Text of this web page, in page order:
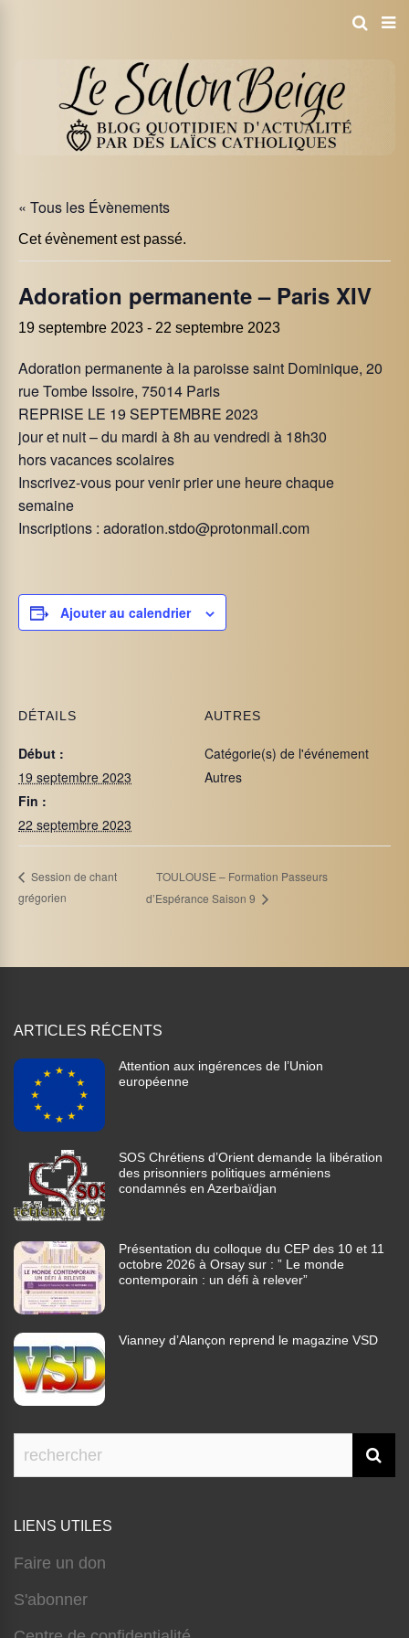
« Tous les Évènements
Cet évènement est passé.
Adoration permanente – Paris XIV
19 septembre 2023 - 22 septembre 2023
Adoration permanente à la paroisse saint Dominique, 20
rue Tombe Issoire, 75014 Paris
REPRISE LE 19 SEPTEMBRE 2023
jour et nuit – du mardi à 8h au vendredi à 18h30
hors vacances scolaires
Inscrivez-vous pour venir prier une heure chaque
semaine
Inscriptions : adoration.stdo@protonmail.com
Ajouter au calendrier
DÉTAILS
Début :
19 septembre 2023
Fin :
22 septembre 2023
AUTRES
Catégorie(s) de l'événement
Autres
Session de chant
grégorien
TOULOUSE – Formation Passeurs
d’Espérance Saison 9
ARTICLES RÉCENTS
Attention aux ingérences de l’Union
européenne
SOS Chrétiens d’Orient demande la libération
des prisonniers politiques arméniens
condamnés en Azerbaïdjan
Présentation du colloque du CEP des 10 et 11
octobre 2026 à Orsay sur : ” Le monde
contemporain : un défi à relever”
Vianney d’Alançon reprend le magazine VSD
LIENS UTILES
Faire un don
S'abonner